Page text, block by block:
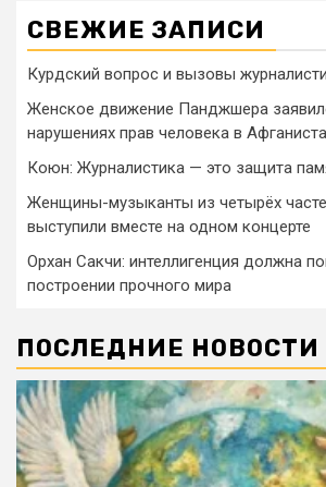
СВЕЖИЕ ЗАПИСИ
Курдский вопрос и вызовы
Женское движение Панджшера
нарушениях прав человека в
Коюн: Журналистика — это защита
Женщины-музыканты из четырёх
выступили вместе на одном концерте
Орхан Сакчи: интеллигенция должна
построении прочного мира
ПОСЛЕДНИЕ НОВОСТИ